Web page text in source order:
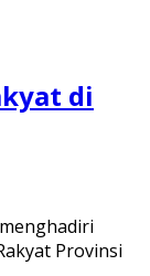
di
Provinsi